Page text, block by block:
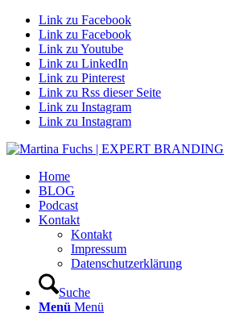
Link zu Facebook
Link zu Facebook
Link zu Youtube
Link zu LinkedIn
Link zu Pinterest
Link zu Rss dieser Seite
Link zu Instagram
Link zu Instagram
Home
BLOG
Podcast
Kontakt
Kontakt
Impressum
Datenschutzerklärung
Suche
Menü Menü